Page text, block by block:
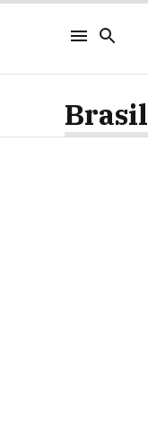
Brasil